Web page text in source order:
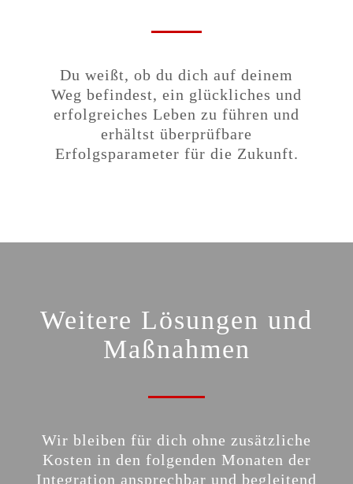
Du weißt, ob du dich auf deinem
Weg befindest, ein glückliches und
erfolgreiches Leben zu führen und
erhältst überprüfbare
Erfolgsparameter für die Zukunft.
Weitere Lösungen und
Maßnahmen
Wir bleiben für dich ohne zusätzliche
Kosten in den folgenden Monaten der
Integration ansprechbar und begleitend